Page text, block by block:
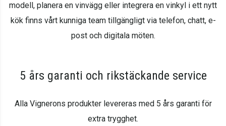
modell, planera en vinvägg eller integrera en vinkyl i ett nytt
kök finns vårt kunniga team tillgängligt via telefon, chatt, e-
post och digitala möten.
5 års garanti och rikstäckande service
Alla Vignerons produkter levereras med 5 års garanti för
extra trygghet.